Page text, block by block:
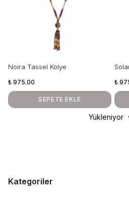
Noira Tassel Kolye
₺ 975.00
SEPETE EKLE
₺
Yükleniyor
Kategoriler